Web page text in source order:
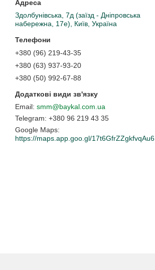
Здолбунівська, 7д (заїзд - Дніпровська
набережна, 17е), Київ, Україна
+380 (96) 219-43-35
+380 (63) 937-93-20
+380 (50) 992-67-88
smm@baykal.com.ua
+380 96 219 43 35
Google Maps
https://maps.app.goo.gl/17t6GfrZZgkfvqAu6